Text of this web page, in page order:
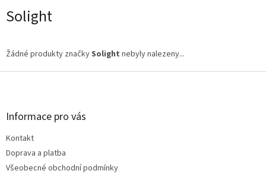
Solight
Žádné produkty značkySolight nebyly nalezeny...
Z
Informace pro vás
Kontakt
Doprava a platba
Všeobecné obchodní podmínky